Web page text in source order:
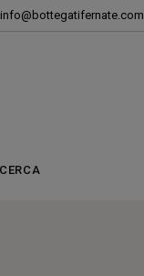
info@bottegatifernate.com